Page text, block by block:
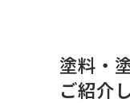
塗料・
ご紹介